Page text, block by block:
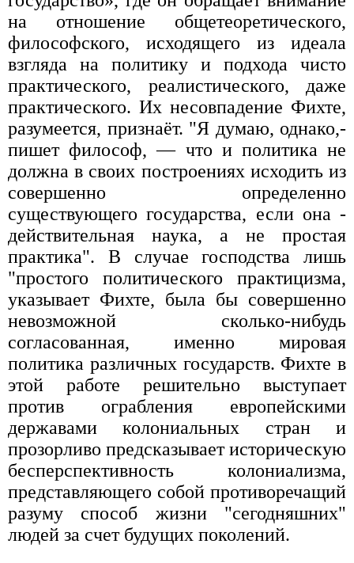
на отношение общетеоретического,
философского, исходящего из идеала
взгляда на политику и подхода чисто
практического, реалистического, даже
практического. Их несовпадение Фихте,
разумеется, признаёт. "Я думаю, однако,-
пишет философ, — что и политика не
должна в своих построениях исходить из
совершенно определенно
существующего государства, если она -
действительная наука, а не простая
практика". В случае господства лишь
"простого политического практицизма,
указывает Фихте, была бы совершенно
невозможной сколько-нибудь
согласованная, именно мировая
политика различных государств. Фихте в
этой работе решительно выступает
против ограбления европейскими
державами колониальных стран и
прозорливо предсказывает историческую
бесперспективность колониализма,
представляющего собой противоречащий
разуму способ жизни "сегодняшних"
людей за счет будущих поколений.